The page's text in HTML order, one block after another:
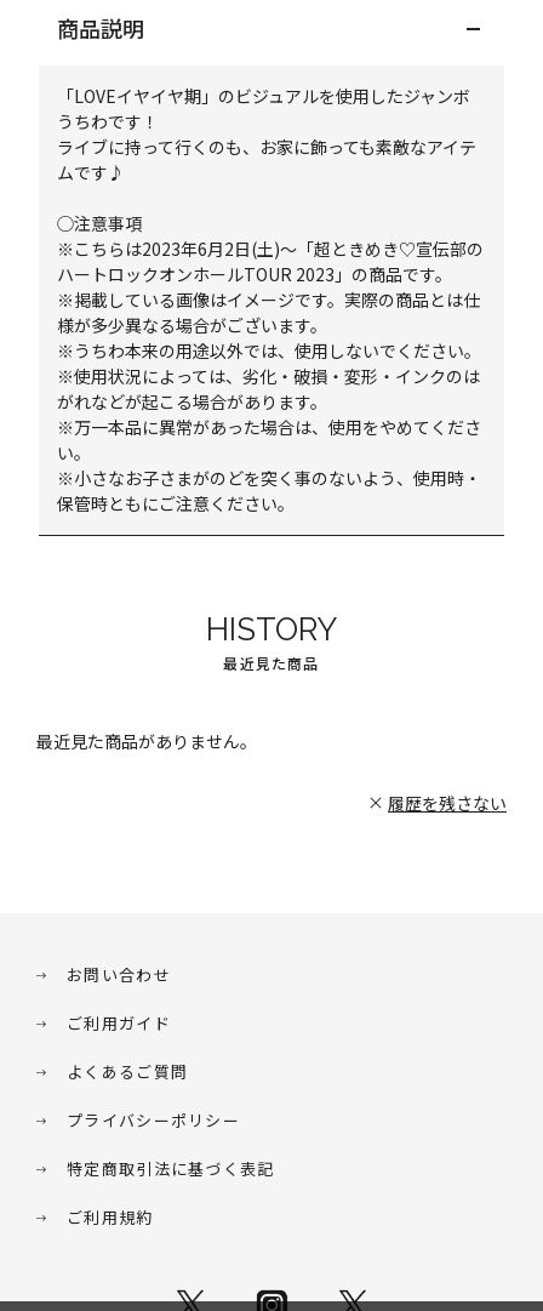
商品説明
「LOVEイヤイヤ期」のビジュアルを使用したジャンボ
うちわです！
ライブに持って行くのも、お家に飾っても素敵なアイテ
ムです♪
◯注意事項
※こちらは2023年6月2日(土)～「超ときめき♡宣伝部の
ハートロックオンホールTOUR 2023」の商品です。
※掲載している画像はイメージです。実際の商品とは仕
様が多少異なる場合がございます。
※うちわ本来の用途以外では、使用しないでください。
※使用状況によっては、劣化・破損・変形・インクのは
がれなどが起こる場合があります。
※万一本品に異常があった場合は、使用をやめてくださ
い。
※小さなお子さまがのどを突く事のないよう、使用時・
保管時ともにご注意ください。
HISTORY
最近見た商品
最近見た商品がありません。
履歴を残さない
お問い合わせ
ご利用ガイド
よくあるご質問
プライバシーポリシー
特定商取引法に基づく表記
ご利用規約